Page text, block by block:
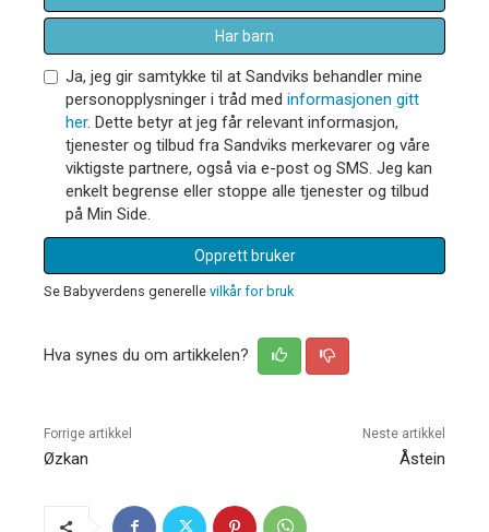
Har barn
Ja, jeg gir samtykke til at Sandviks behandler mine
personopplysninger i tråd med informasjonen gitt
her. Dette betyr at jeg får relevant informasjon,
tjenester og tilbud fra Sandviks merkevarer og våre
viktigste partnere, også via e-post og SMS. Jeg kan
enkelt begrense eller stoppe alle tjenester og tilbud
på Min Side.
Opprett bruker
Se Babyverdens generelle vilkår for bruk
Hva synes du om artikkelen?
Forrige artikkel
Øzkan
Neste artikkel
Åstein